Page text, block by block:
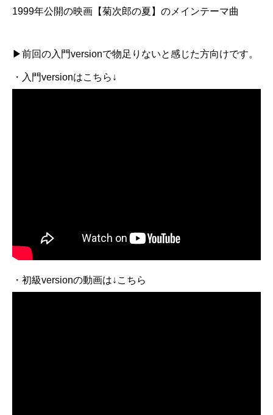
1999年公開の映画【菊次郎の夏】のメインテーマ曲
▶︎前回の入門versionで物足りないと感じた方向けです。
・入門versionはこちら↓
・初級versionの動画は↓こちら